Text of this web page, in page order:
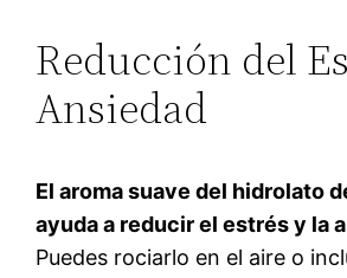
Reducción del
Ansiedad
El aroma suave del hidrolato
ayuda a reducir el estrés y la
Puedes rociarlo en el aire o